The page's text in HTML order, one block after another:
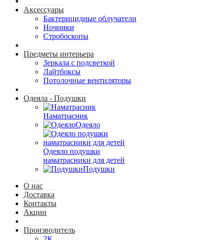
Аксессуары
Бактерицидные облучатели
Ночники
Стробоскопы
Предметы интерьера
Зеркала с подсветкой
Лайтбоксы
Потолочные вентиляторы
Одеяла - Подушки
Наматрасник
Одеяло
Одеяло подушки
наматрасники для детей
Подушки
О нас
Доставка
Контакты
Акции
Производитель